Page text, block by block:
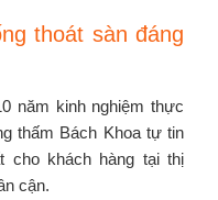
thoát sàn đáng
năm kinh nghiệm thực
thấm Bách Khoa tự tin
cho khách hàng tại thị
cận.